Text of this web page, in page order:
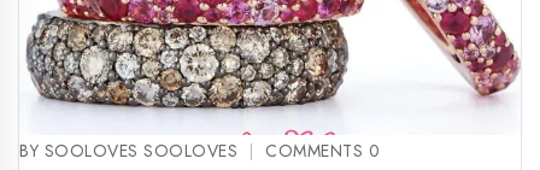
BY SOOLOVES SOOLOVES COMMENTS 0